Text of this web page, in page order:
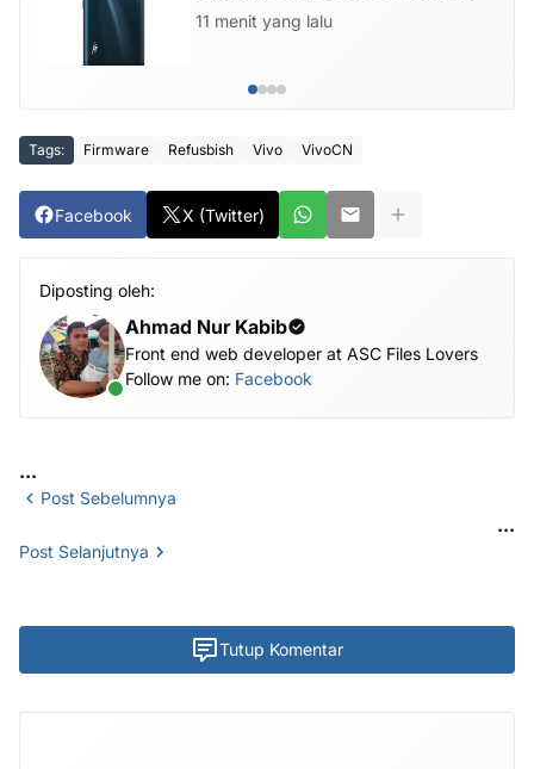
11 menit yang lalu
Tags: Firmware Refusbish Vivo VivoCN
Facebook X (Twitter)
Diposting oleh:
Ahmad Nur Kabib
Front end web developer at ASC Files Lovers
Follow me on: Facebook
...
Post Sebelumnya
...
Post Selanjutnya
Tutup Komentar